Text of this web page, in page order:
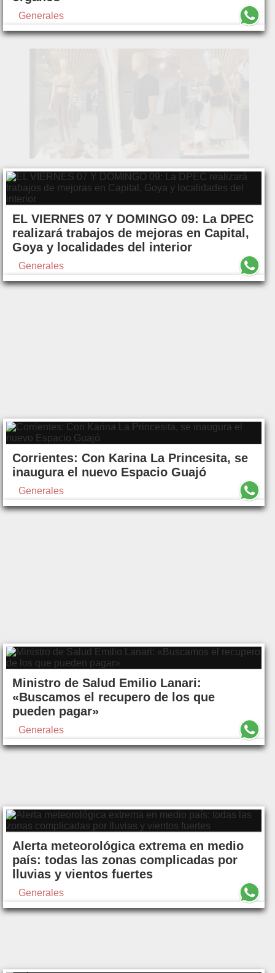
Generales
EL VIERNES 07 Y DOMINGO 09: La DPEC
realizará trabajos de mejoras en Capital,
Goya y localidades del interior
Generales
Corrientes: Con Karina La Princesita, se
inaugura el nuevo Espacio Guajó
Generales
Ministro de Salud Emilio Lanari:
«Buscamos el recupero de los que
pueden pagar»
Generales
Alerta meteorológica extrema en medio
país: todas las zonas complicadas por
lluvias y vientos fuertes
Generales